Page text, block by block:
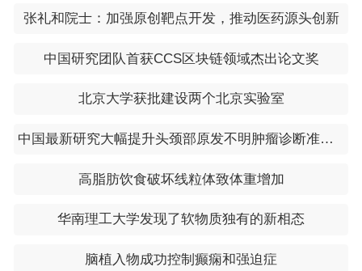
张礼和院士：加强原创靶点开发，推动医药源头创新
中国研究团队首获CCS区块链领域杰出论文奖
北京大学获批建设两个北京实验室
中国最新研究大幅提升头颈部原发不明肿瘤诊断准确率
高脂肪饮食破坏线粒体致体重增加
华南理工大学发现了软物质独有的新相态
脑植入物成功控制癫痫和强迫症